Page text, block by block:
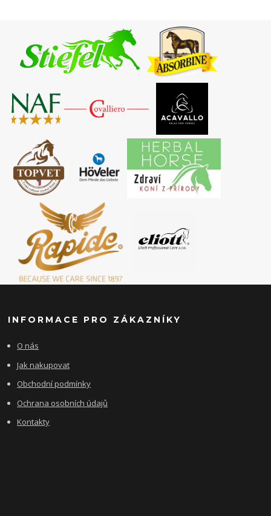
INFORMACE PRO ZÁKAZNÍKY
O nás
Jak nakupovat
Obchodní podmínky
Ochrana osobních údajů
Kontakty